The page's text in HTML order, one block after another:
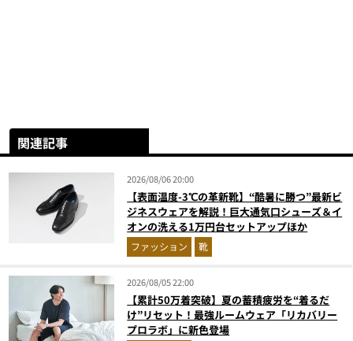
関連記事
2026/08/06 20:00
【表面温度-3℃の革新靴】“酷暑に勝つ”最新ビ
ジネスウェアを解説！巨大通気口シューズ＆イ
オンの洗える1万円台セットアップほか
ファッション 靴
2026/08/05 22:00
【累計50万着突破】夏の蓄積疲労を“着るだ
け”リセット！最強ルームウェア「リカバリー
プロラボ」に新色登場